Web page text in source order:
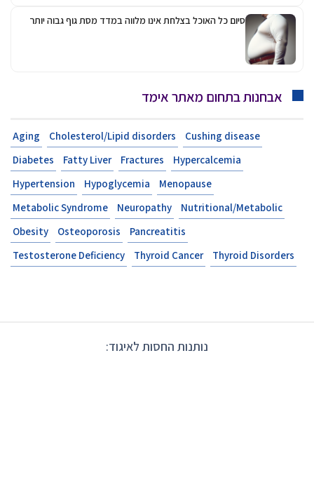
סיום כל האוכל בצלחת אינו מלווה במדד מסת גוף גבוה יותר
אבחנות בתחום מאתר אימד
Aging Cholesterol/Lipid disorders
Cushing disease
Diabetes
Fatty Liver Fractures
Hypercalcemia
Hypertension
Hypoglycemia
Menopause
Metabolic Syndrome
Neuropathy
Nutritional/Metabolic
Obesity
Osteoporosis
Pancreatitis
Testosterone Deficiency
Thyroid Cancer Thyroid Disorders
נותנות החסות לאיגוד: